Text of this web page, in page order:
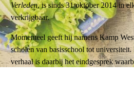
Verleden, is sinds 31 oktober 2014 in
verkrijgbaar.
Momenteel geeft hij namens Kamp
scholen van basisschool tot
verhaal is daarbij het eindgesprek